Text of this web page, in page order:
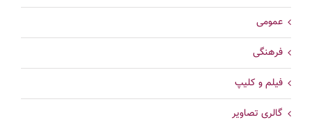
عمومی
فرهنگی
فیلم و کلیپ
گالری تصاویر